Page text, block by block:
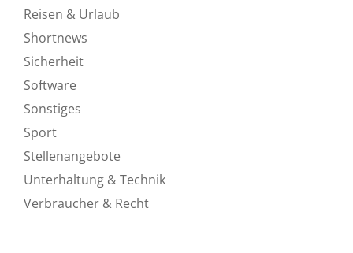
Reisen & Urlaub
Shortnews
Sicherheit
Software
Sonstiges
Sport
Stellenangebote
Unterhaltung & Technik
Verbraucher & Recht